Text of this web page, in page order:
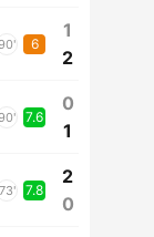
6
1
2
7.6
0
1
73' 7.8
2
0